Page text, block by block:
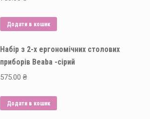
Параметри
вибрати
на
Додати в кошик
Набір з 2-х ергономічних столових
приборів Beaba -сірий
575.00 ₴
Додати в кошик